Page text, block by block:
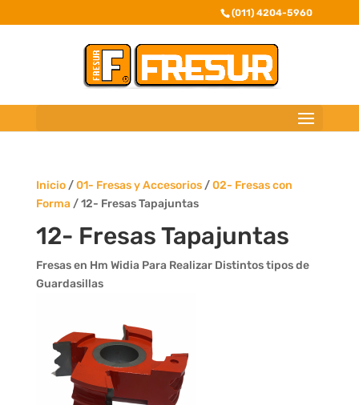
(011) 4204-5960
Inicio/01- Fresas y Accesorios/02- Fresas con
Forma/ 12- Fresas Tapajuntas
12- Fresas Tapajuntas
Fresas en Hm Widia Para Realizar Distintos tipos de
Guardasillas